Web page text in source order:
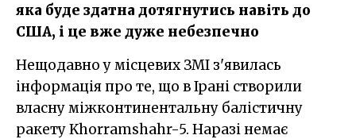
яка буде здатна дотягнутись навіть до
США, і це вже дуже небезпечно
Нещодавно у місцевих ЗМІ з'явилась
інформація про те, що в Ірані створили
власну міжконтинентальну балістичну
ракету Khorramshahr-5. Наразі немає